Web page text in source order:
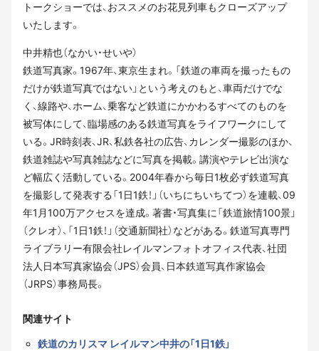
トークショーでは、おススメのお花見列車もクローズアップ
いたします。
中井精也（なかい・せいや）
鉄道写真家。1967年、東京生まれ。「鉄道の車両を撮ったもの
だけが鉄道写真ではない」という考えのもと、車両だけでな
く、線路や、ホーム、乗客など鉄道にかかわるすべてのものを
被写体にして、臨場感のある鉄道写真をライフワークにして
いる。JR時刻表、JR、私鉄各社の広告、カレンダー撮影のほか、
鉄道雑誌や写真雑誌などに写真を掲載。講演やテレビ出演な
ど幅広く活動している。2004年春から毎日1枚必ず鉄道写真
を撮影して発表する「1日1鉄！」（いちにちいちてつ）を連載、09
年1月100万アクセスを達成。著書・写真集に「鉄道旅情100景」
（クレオ）、「1日1鉄！」（交通新聞社）などがある。鉄道写真専門
ライブラリー有限会社レイルマンフォトオフィス代表、社団
法人日本写真家協会（JPS）会員、日本鉄道写真作家協会
（JRPS）事務局長。
関連サイト
鉄道のカリスマ レイルマン中井の「1日1鉄」